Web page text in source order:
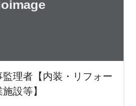
理者【内装・リフォー
設等】